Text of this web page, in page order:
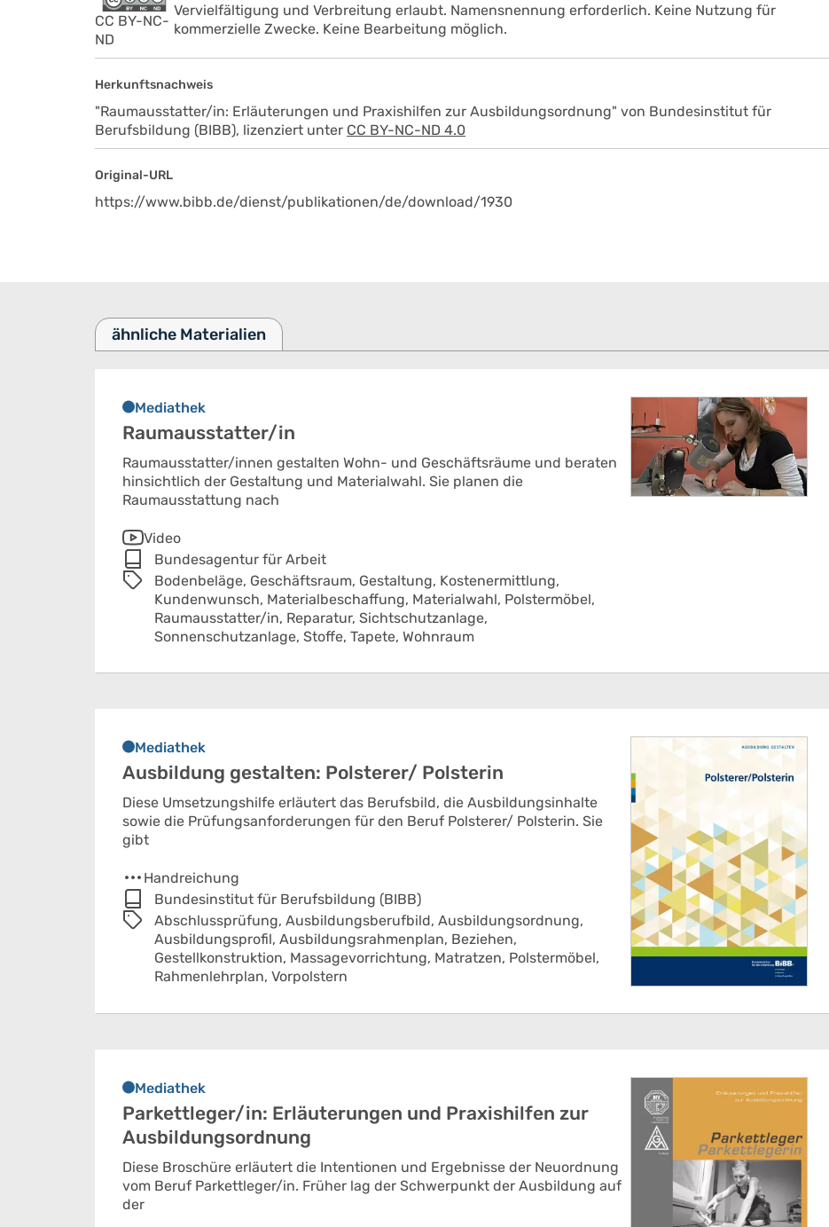
CC BY-NC-
ND
Vervielfältigung und Verbreitung erlaubt. Namensnennung erforderlich. Keine Nutzung für
kommerzielle Zwecke. Keine Bearbeitung möglich.
Herkunftsnachweis
"Raumausstatter/in: Erläuterungen und Praxishilfen zur Ausbildungsordnung" von Bundesinstitut für
Berufsbildung (BIBB), lizenziert unter CC BY-NC-ND 4.0
Original-URL
https://www.bibb.de/dienst/publikationen/de/download/1930
ähnliche Materialien
Mediathek
Raumausstatter/in
Raumausstatter/innen gestalten Wohn- und Geschäftsräume und beraten
hinsichtlich der Gestaltung und Materialwahl. Sie planen die
Raumausstattung nach
Video
Bundesagentur für Arbeit
Bodenbeläge, Geschäftsraum, Gestaltung, Kostenermittlung,
Kundenwunsch, Materialbeschaffung, Materialwahl, Polstermöbel,
Raumausstatter/in, Reparatur, Sichtschutzanlage,
Sonnenschutzanlage, Stoffe, Tapete, Wohnraum
Mediathek
Ausbildung gestalten: Polsterer/ Polsterin
Diese Umsetzungshilfe erläutert das Berufsbild, die Ausbildungsinhalte
sowie die Prüfungsanforderungen für den Beruf Polsterer/ Polsterin. Sie
gibt
Handreichung
Bundesinstitut für Berufsbildung (BIBB)
Abschlussprüfung, Ausbildungsberufbild, Ausbildungsordnung,
Ausbildungsprofil, Ausbildungsrahmenplan, Beziehen,
Gestellkonstruktion, Massagevorrichtung, Matratzen, Polstermöbel,
Rahmenlehrplan, Vorpolstern
Mediathek
Parkettleger/in: Erläuterungen und Praxishilfen zur
Ausbildungsordnung
Diese Broschüre erläutert die Intentionen und Ergebnisse der Neuordnung
vom Beruf Parkettleger/in. Früher lag der Schwerpunkt der Ausbildung auf
der